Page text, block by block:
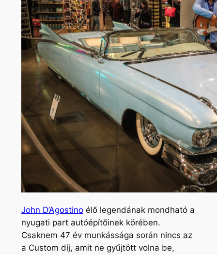
John D’Agostinoélő legendának mondható a
nyugati part autóépítőinek körében.
Csaknem 47 év munkássága során nincs az
a Custom díj, amit ne gyűjtött volna be,